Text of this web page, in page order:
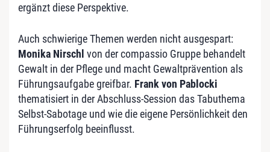
ergänzt diese Perspektive.
Auch schwierige Themen werden nicht ausgespart:
Monika Nirschl von der compassio Gruppe behandelt
Gewalt in der Pflege und macht Gewaltprävention als
Führungsaufgabe greifbar. Frank von Pablocki
thematisiert in der Abschluss-Session das Tabuthema
Selbst-Sabotage und wie die eigene Persönlichkeit den
Führungserfolg beeinflusst.